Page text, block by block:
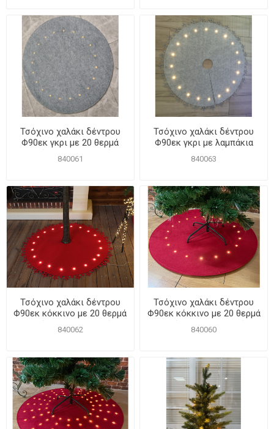
Τσόχινο χαλάκι δέντρου
Φ90εκ γκρι με 20 θερμά
λαμπάκια LED μπαταρίας
χωρίς τρύπα
840061
Τσόχινο χαλάκι δέντρου
Φ90εκ γκρι με λαμπάκια
LED μπαταρίας
840063
Τσόχινο χαλάκι δέντρου
Φ90εκ κόκκινο με 20 θερμά
λαμπάκια LED μπαταρίας
840062
Τσόχινο χαλάκι δέντρου
Φ90εκ κόκκινο με 20 θερμά
λαμπάκια LED μπαταρίας
χωρίς τρύπα
840060